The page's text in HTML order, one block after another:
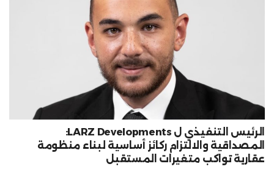
الرئيس التنفيذي ل LARZ Developments:
المصداقية والالتزام ركائز أساسية لبناء منظومة
عقارية تواكب متغيرات المستقبل